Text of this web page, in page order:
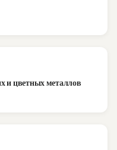
и цветных металлов